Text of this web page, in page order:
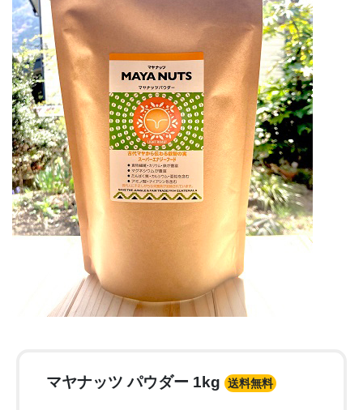
マヤナッツ パウダー 1kg 送料無料